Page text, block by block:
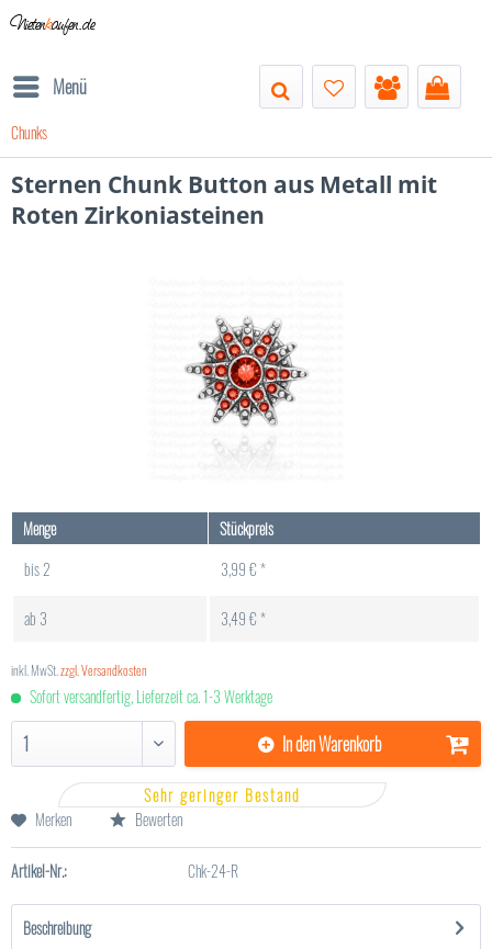
Nietenkaufen.de
Menü
Chunks
Sternen Chunk Button aus Metall mit
Roten Zirkoniasteinen
Menge
Stückpreis
bis2 3,99 € *
ab 3 3,49 € *
inkl. MwSt. zzgl. Versandkosten
Sofort versandfertig, Lieferzeit ca. 1-3 Werktage
In denWarenkorb
Sehr geringer Bestand
Merken
Bewerten
Artikel-Nr.: Chk-24-R
Beschreibung